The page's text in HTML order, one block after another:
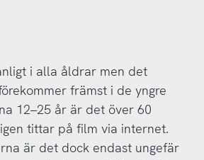
i alla åldrar men det
främst i de yngre
12–25 år är det över 60
tittar på film via internet.
är det dock endast ungefär